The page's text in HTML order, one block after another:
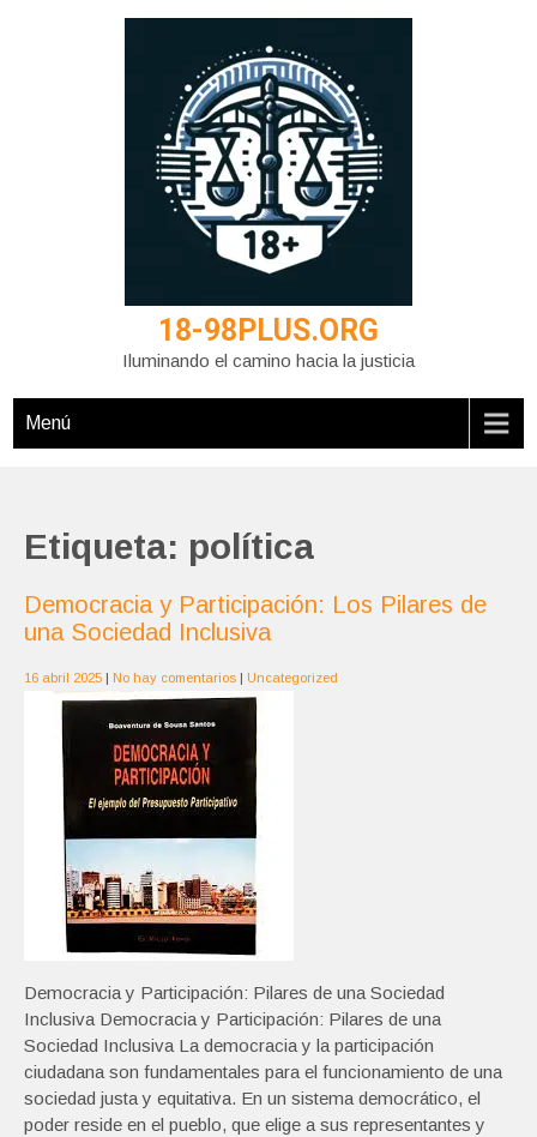
18-98PLUS.ORG
Iluminando el camino hacia la justicia
Menú
Etiqueta: política
Democracia y Participación: Los Pilares de
una Sociedad Inclusiva
16 abril 2025 | No hay comentarios | Uncategorized
Democracia y Participación: Pilares de una Sociedad
Inclusiva Democracia y Participación: Pilares de una
Sociedad Inclusiva La democracia y la participación
ciudadana son fundamentales para el funcionamiento de una
sociedad justa y equitativa. En un sistema democrático, el
poder reside en el pueblo, que elige a sus representantes y